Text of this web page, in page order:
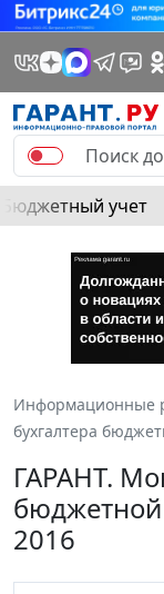
Бюджетный учет
Информационные
бухгалтера
ГАРАНТ.
2016